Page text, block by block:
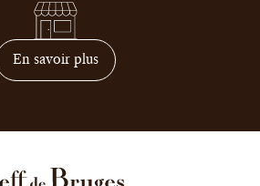
En savoir plussur comment devenir